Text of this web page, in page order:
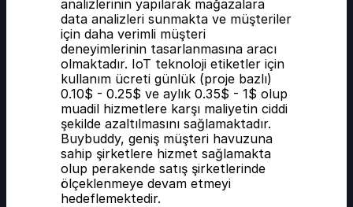
analizlerinin yapılarak mağazalara
data analizleri sunmakta ve müşteriler
için daha verimli müşteri
deneyimlerinin tasarlanmasına aracı
olmaktadır. IoT teknoloji etiketler için
kullanım ücreti günlük (proje bazlı)
0.10$ - 0.25$ ve aylık 0.35$ - 1$ olup
muadil hizmetlere karşı maliyetin ciddi
şekilde azaltılmasını sağlamaktadır.
Buybuddy, geniş müşteri havuzuna
sahip şirketlere hizmet sağlamakta
olup perakende satış şirketlerinde
ölçeklenmeye devam etmeyi
hedeflemektedir.